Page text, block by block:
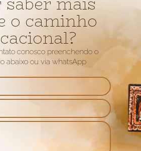
o caminho
conosco preenchendo o
abaixo ou via whatsApp